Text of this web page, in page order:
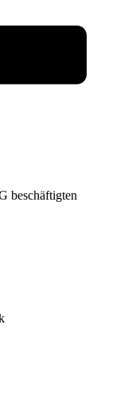
beschäftigten